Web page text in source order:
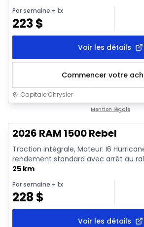
Par semaine + tx
223$
Voir les détails
Commencer votre
Capitale Chrysler
Mention légale
2026 RAM 1500 Rebel
Traction intégrale, Moteur: I6
rendement standard avec arrêt au
25 km
Par semaine + tx
228 $
Voir les détails